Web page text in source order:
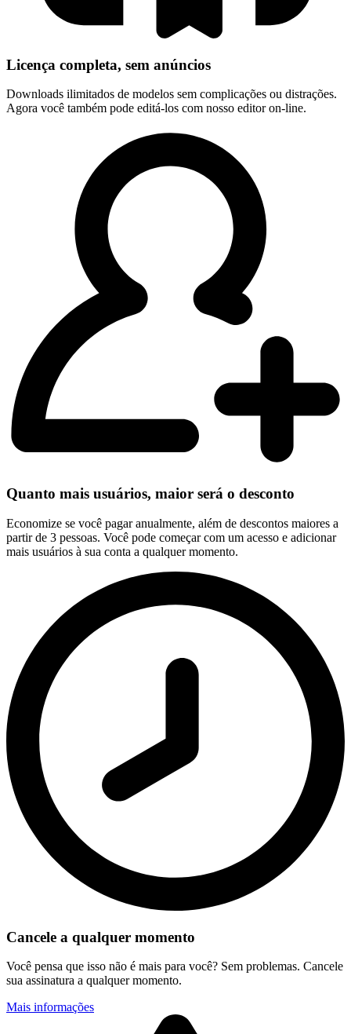
Licença completa, sem anúncios
Downloads ilimitados de modelos sem complicações ou distrações.
Agora você também pode editá-los com nosso editor on-line.
Quanto mais usuários, maior será o desconto
Economize se você pagar anualmente, além de descontos maiores a
partir de 3 pessoas. Você pode começar com um acesso e adicionar
mais usuários à sua conta a qualquer momento.
Cancele a qualquer momento
Você pensa que isso não é mais para você? Sem problemas. Cancele
sua assinatura a qualquer momento.
Mais informações